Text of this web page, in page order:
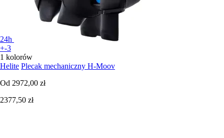
24h
+-3
1 kolorów
Helite Plecak mechaniczny H-Moov
Od 2972,00 zł
2377,50 zł